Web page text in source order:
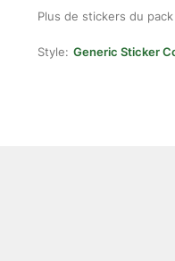
Plus de stickers du pack
Style: Generic Sticker